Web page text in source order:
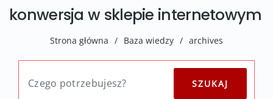
konwersja w sklepie internetowym
Strona główna / Baza wiedzy / archives